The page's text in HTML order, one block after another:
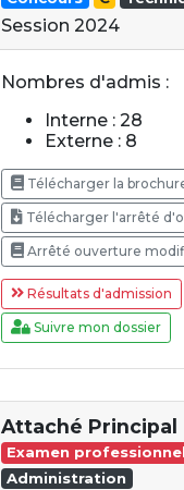
Session 2024
Nombres d'admis :
Interne : 28
Externe : 8
Télécharger la
Télécharger l'arrêté
Arrêté ouverture
Résultats d'admission
Suivre mon dossier
Attaché Principal
Examen professionnel
Administration